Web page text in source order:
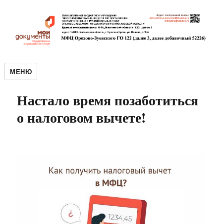
МЕНЮ
Настало время позаботиться
о налоговом вычете!